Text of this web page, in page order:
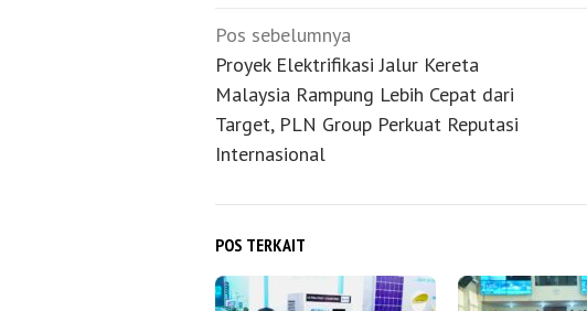
Navigasi
pos
Pos sebelumnya
Proyek Elektrifikasi Jalur Kereta
Malaysia Rampung Lebih Cepat dari
Target, PLN Group Perkuat Reputasi
Internasional
POS TERKAIT